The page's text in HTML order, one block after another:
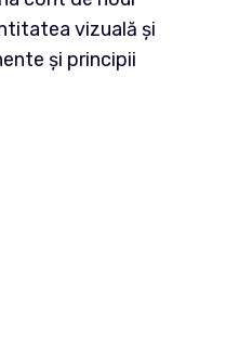
vizuală și
și principii